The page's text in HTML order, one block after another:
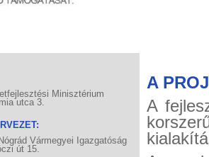
Minisztérium
utca 3.
Vármegyei Igazgatóság
út 15.
A
A